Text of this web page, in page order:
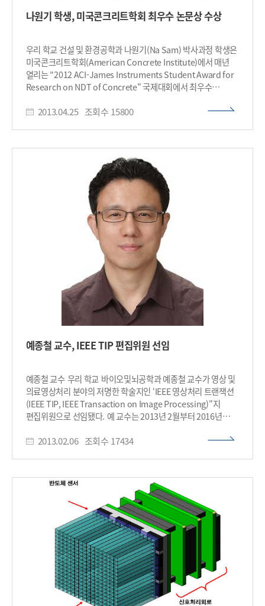
못했다. 연구팀은 핵자기공명 분광법(NMR)과 X-ray를 이용해
Rev1과 Rev3/Rev7) 각각의 복합구조를 밝혀냈다. 이를 통해
▲DNA가 손상 시 돌연변이가 유발되는 메커니즘 ▲DNA
복제효소간의 상호작용 ▲손상부위를 통과한 합성된 DNA가 더
연장되는 메커니즘을 분자수준에서 규명했다. 암의 직접적인
발병 원인이 DNA의 손상인 만큼 이에 대한 메커니즘을 밝혀내고
응용하면 개인별로 암의 원인을 제거할 수 있어 부작용 없는
맞춤형 항암제를 개발할 수 있을 것으로 전망된다. 최병석 교수는
이번 연구에 대해 “판코니 빈혈 환자들에게 암이 많이 발생되는
“손상된 DNA의 회복과 복제 과정에 대한 메커니즘 규명을 통해
암을 예방하고 치료하는데 크게 기여할 것”이라고 말했다. 이번
연구는 KAIST 화학과 최병석 교수와 류디난 박사의 주도로
수행됐고, KAIST 화학과 이지오 교수, 고준상 박사, 임경은
박사과정, 기초과학지원연구원 류경석 박사와 황정미 박사가
참여했다. 그림1. Polκ/Rev1/Rev7/Rev3 단백질 복합체 구조
그림2. Rev1, Polκ와 Rev7와 Rev3를 상호형질 주입된 세포의
공초점 현미경 영상 그림3. 논문표지​
나원기 학생, 미국콘크리트학회 최우수 논문상 수상
우리 학교 건설 및 환경공학과 나원기(Na Sam) 박사과정 학생은
미국콘크리트학회(American Concrete Institute)에서 매년
열리는 "2012 ACI-James Instruments Student Award for
Research on NDT of Concrete" 국제대회에서 최우수
Georgia Tech 등 미국 유명 대학에서 수상해 왔으며 미국 이외의
기술을 개발해, 손상감지에 대한 민감도를 최대 700% 증폭시켜
콘크리트에도 손상감지가 쉽게 이루어질 수 있도록 했다.
임피던스 기법은 다른 비파괴검사 기법들에 비해 작은 크기의
센서(15mm x 15mm x 0.5mm) 하나로써 구조물 모니터링이
가능하고, 접근성이 매우 우수해 건축·토목공학분야에서 많은
관심을 받고 있다. ACI는 1904년에 설립되어 전 세계
21개국에서 사용하는 콘크리트 구조설계 기준을 제정하며, 세계
108개국에서 2만 명 이상의 교수와 연구원이 회원으로 있는 건축
·토목공학분야 최고 국제적 권위를 인정받고 있는 학회다.
나원기 학생은 현재 건설 및 환경공학과 이행기 교수의 지도 아래
박사과정 중이며, 연구내용은 지난 14일과 15일 미국,
미네소타에서 열린 ACI Spring Convention에서 발표했다.
상장 및 부상으로 $1,500을 받았으며 ACI에서 출판하는
‘콘크리트 인터내셔널(Concrete International)’지에 게재될
2013.04.25 조회수 15800
예종철 교수, IEEE TIP 편집위원 선임
예종철 교수 우리 학교 바이오및뇌공학과 예종철 교수가 영상 및
의료영상처리 분야의 저명한 학술지인 ‘IEEE 영상처리 트랜잭션
(IEEE TIP, IEEE Transaction on Image Processing)"지
편집위원으로 선임됐다. 예 교수는 2013년 2월부터 2016년
논문심사와 편집방향 설정 등에 참여하게 된다. 예종철 교수는
단층촬영(CT), 양전자방출촬영기(PET), 뇌 영상 등에 적용하는
분야를 개척하는 등 의료영상 분야에서 주목할 만한 연구 성과를
낸 점을 인정받았다. 한편, "IEEE TIP"지는 영상처리, 의료영상,
영상 획득, 영상 압축, 출력 등의 분야에서 세계 최고의 권위를
자랑하는 학술지로 1992년 창간됐다.​
2013.02.06 조회수 17434